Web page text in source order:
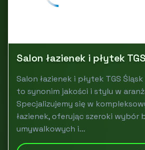
Salon łazienek i płytek
Salon łazienek i płytek TGS
to synonim jakości i stylu w
Specjalizujemy się w
łazienek, oferując szeroki wybór
umywalkowych i...